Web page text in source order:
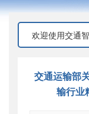
交通运输部
输行业